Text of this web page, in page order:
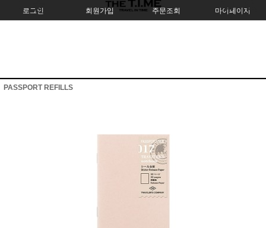
로그인 회원가입 주문조회 마이페이지
PASSPORT REFILLS